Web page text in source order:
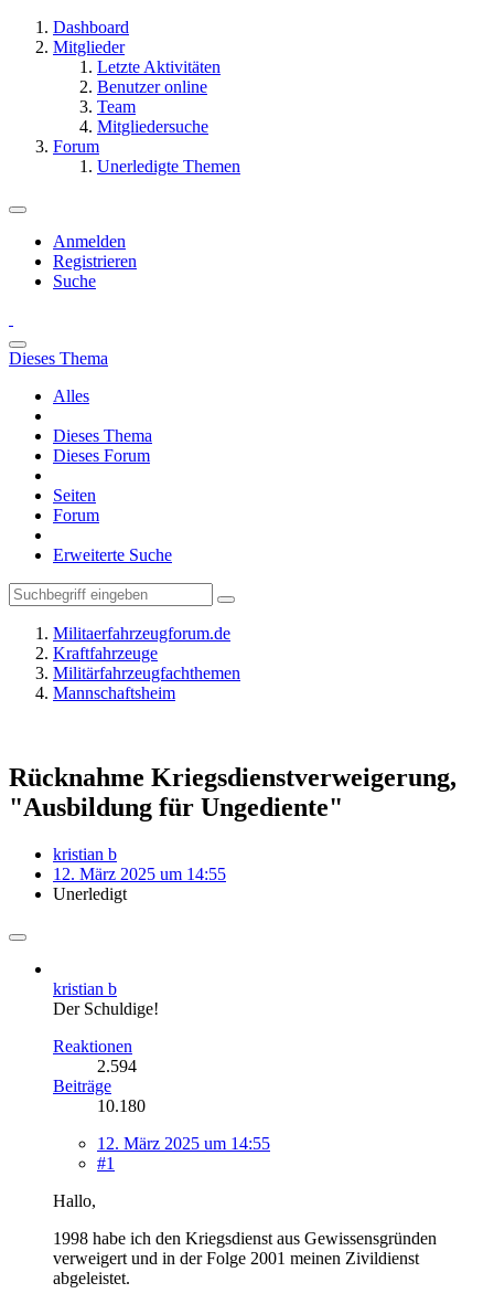
Dashboard
Mitglieder
Letzte Aktivitäten
Benutzer online
Team
Mitgliedersuche
Forum
Unerledigte Themen
Anmelden
Registrieren
Suche
Dieses Thema
Alles
Dieses Thema
Dieses Forum
Seiten
Forum
Erweiterte Suche
Militaerfahrzeugforum.de
Kraftfahrzeuge
Militärfahrzeugfachthemen
Mannschaftsheim
Rücknahme Kriegsdienstverweigerung,
"Ausbildung für Ungediente"
kristian b
12. März 2025 um 14:55
Unerledigt
kristian b
Der Schuldige!
Reaktionen
2.594
Beiträge
10.180
12. März 2025 um 14:55
#1
Hallo,
1998 habe ich den Kriegsdienst aus Gewissensgründen
verweigert und in der Folge 2001 meinen Zivildienst
abgeleistet.